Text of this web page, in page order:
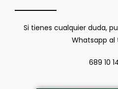
Si tienes cualquier duda,
Whatsapp al
689 10